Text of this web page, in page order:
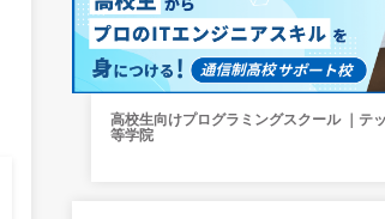
高校生向けプログラミングスクール ｜テ
等学院